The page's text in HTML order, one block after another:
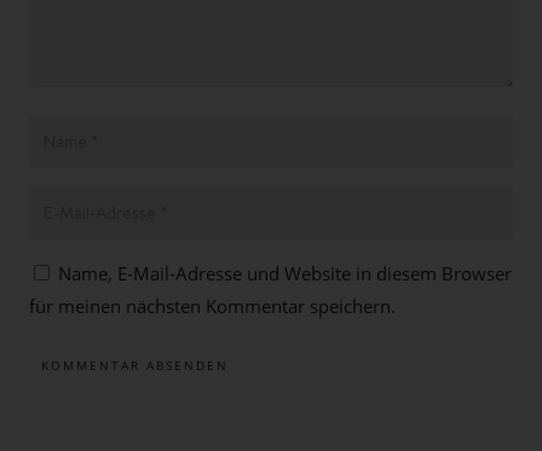
Name, E-Mail-Adresse und Website in diesem Browser
für meinen nächsten Kommentar speichern.
KOMMENTAR ABSENDEN